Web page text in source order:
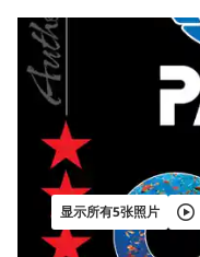
显示所有5张照片